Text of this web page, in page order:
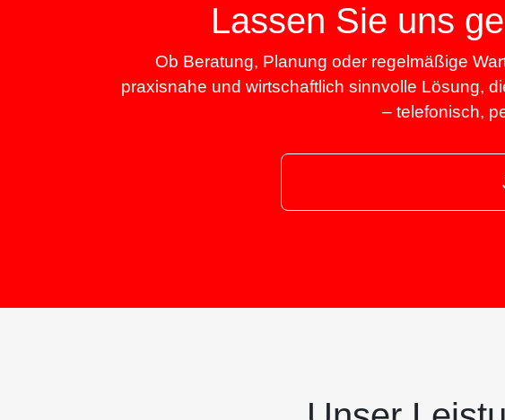
Lassen Sie uns
Ob Beratung, Planung oder regelmäßige
praxisnahe und wirtschaftlich sinnvolle Lösung,
– telefonisch,